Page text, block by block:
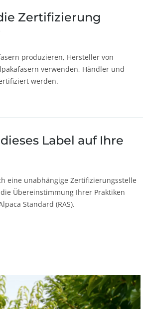
Ökosystem
Zertifizierung
produzieren, Hersteller von
verwenden, Händler und
werden.
Label auf Ihre
eine unabhängige Zertifizierungsstelle
Übereinstimmung Ihrer Praktiken
Standard (RAS).